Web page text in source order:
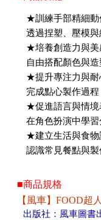
★訓練手部精細動
透過捏塑、壓模與
★培養創造力與美
自由搭配顏色與造
★提升專注力與耐
完成點心製作過程
★促進語言與情境
在角色扮演中學習
★建立生活與食物
認識常見餐點與製
■商品規格
【風車】FOOD超
出版社：風車圖書